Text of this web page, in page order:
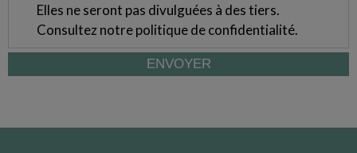
Elles ne seront pas divulguées à des tiers.
Consultez notrepolitique de confidentialité.